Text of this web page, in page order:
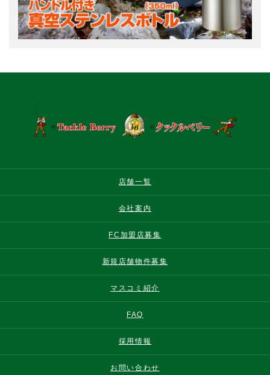
店舗一覧
会社案内
FC加盟店募集
新規店舗物件募集
マスコミ紹介
FAQ
採用情報
お問い合わせ